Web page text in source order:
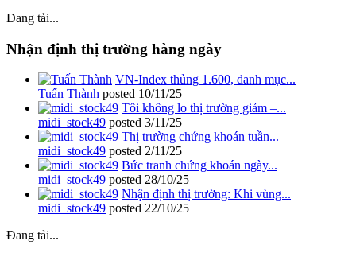
Đang tải...
Nhận định thị trường hàng ngày
VN-Index thủng 1.600, danh mục...
Tuấn Thành posted 10/11/25
Tôi không lo thị trường giảm –...
midi_stock49 posted 3/11/25
Thị trường chứng khoán tuần...
midi_stock49 posted 2/11/25
Bức tranh chứng khoán ngày...
midi_stock49 posted 28/10/25
Nhận định thị trường: Khi vùng...
midi_stock49 posted 22/10/25
Đang tải...